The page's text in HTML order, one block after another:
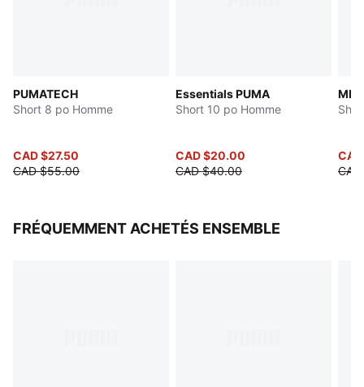
PUMATECH
Short 8 po Homme
CAD $27.50
CAD $55.00
Essentials PUMA
Short 10 po Homme
CAD $20.00
CAD $40.00
FRÉQUEMMENT ACHETÉS ENSEMBLE